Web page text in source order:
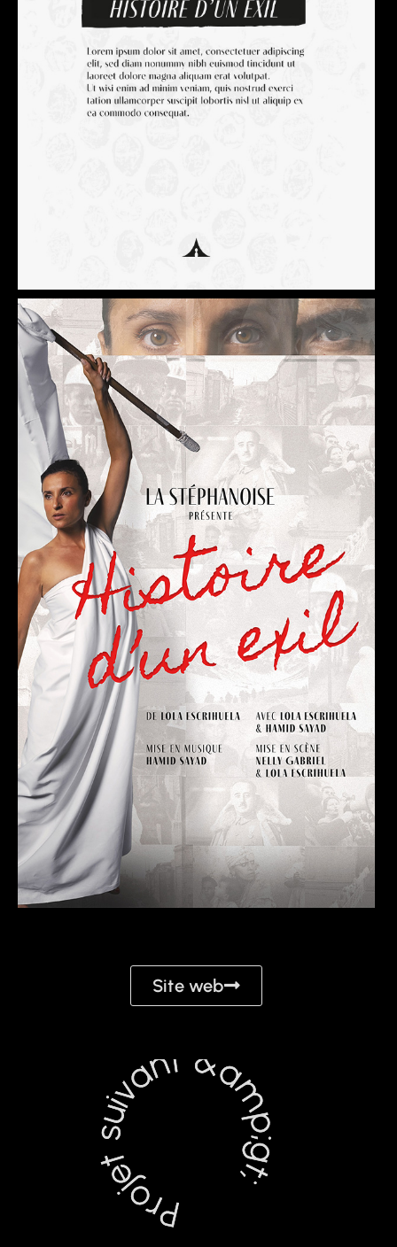
Site web
Projet suivant &amp;gt;